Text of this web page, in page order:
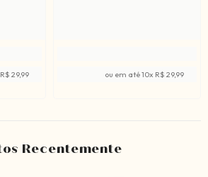
R$ 29,99 ou em até10x R$ 29,99
Recentemente